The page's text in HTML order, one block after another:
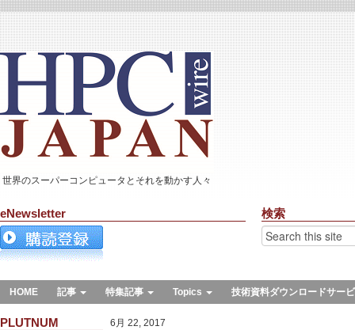
世界のスーパーコンピュータとそれを動かす人々
eNewsletter 検索
HOME 記事 特集記事 Topics 技術資料ダウンロードサー
PLUTNUM 6月 22, 2017